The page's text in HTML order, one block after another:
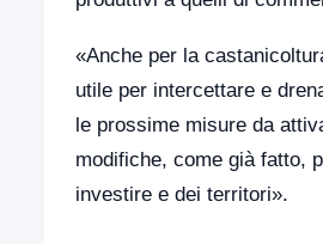
«Anche per la
utile per intercettare e
le prossime misure da
modifiche, come già fatto,
investire e dei territori».